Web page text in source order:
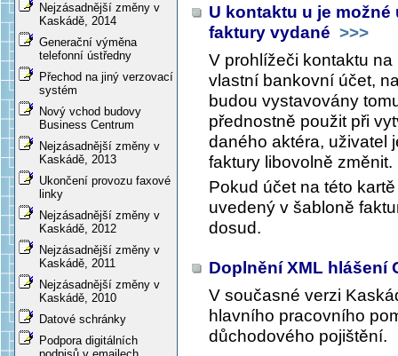
Nejzásadnější změny v
Kaskádě, 2014
Generační výměna
telefonní ústředny
Přechod na jiný verzovací
systém
Nový vchod budovy
Business Centrum
Nejzásadnější změny v
Kaskádě, 2013
Ukončení provozu faxové
linky
Nejzásadnější změny v
Kaskádě, 2012
Nejzásadnější změny v
Kaskádě, 2011
Nejzásadnější změny v
Kaskádě, 2010
Datové schránky
Podpora digitálních
U kontaktu u je
faktury vydané >>>
V prohlížeči kontaktu
vlastní bankovní účet,
budou vystavovány
přednostně použit při
daného aktéra, uživatel
faktury libovolně změnit.
Pokud účet na této
uvedený v šabloně
dosud.
Doplnění XML hlášení
V současné verzi
hlavního pracovního
důchodového pojištění.